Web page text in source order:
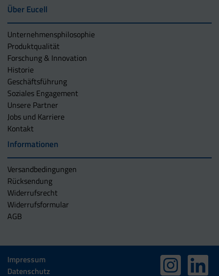
Über Eucell
Unternehmens­philosophie
Produktqualität
Forschung & Innovation
Historie
Geschäftsführung
Soziales Engagement
Unsere Partner
Jobs und Karriere
Kontakt
Informationen
Versandbedingungen
Rücksendung
Widerrufsrecht
Widerrufsformular
AGB
Impressum
Datenschutz